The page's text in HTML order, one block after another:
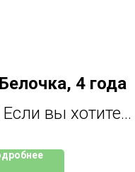
Белочка, 4 года
Если вы хотите
будет с вами